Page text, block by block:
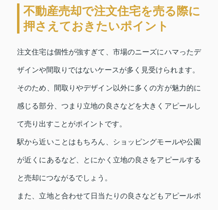
不動産売却で注文住宅を売る際に
押さえておきたいポイント
注文住宅は個性が強すぎて、市場のニーズにハマったデ
ザインや間取りではないケースが多く見受けられます。
そのため、間取りやデザイン以外に多くの方が魅力的に
感じる部分、つまり立地の良さなどを大きくアピールし
て売り出すことがポイントです。
駅から近いことはもちろん、ショッピングモールや公園
が近くにあるなど、とにかく立地の良さをアピールする
と売却につながるでしょう。
また、立地と合わせて日当たりの良さなどもアピールポ